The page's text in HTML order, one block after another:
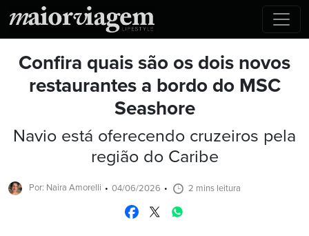
Confira quais são os dois novos
restaurantes a bordo do MSC
Seashore
Navio está oferecendo cruzeiros pela
região do Caribe
Por: Naira Amorelli 04/06/2026 2 mins leitura